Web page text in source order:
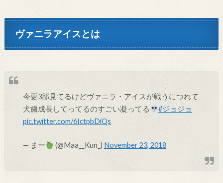
ヴァニラアイスとは
今更3部見てるけどヴァニラ・アイスが戦うにつれて
犬歯成長してってるのすごい凝ってる
#ジョジョ
pic.twitter.com/6IctpbDiQs
— まー (@Maa__Kun_) November 23, 2018